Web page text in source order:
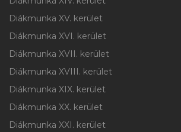
Diákmunka XV. kerület
Diákmunka XVI. kerület
Diákmunka XVII. kerület
Diákmunka XVIII. kerület
Diákmunka XIX. kerület
Diákmunka XX. kerület
Diákmunka XXI. kerület